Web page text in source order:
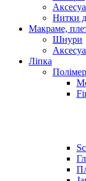
Нитки
Макраме,
Шнури
Ліпка